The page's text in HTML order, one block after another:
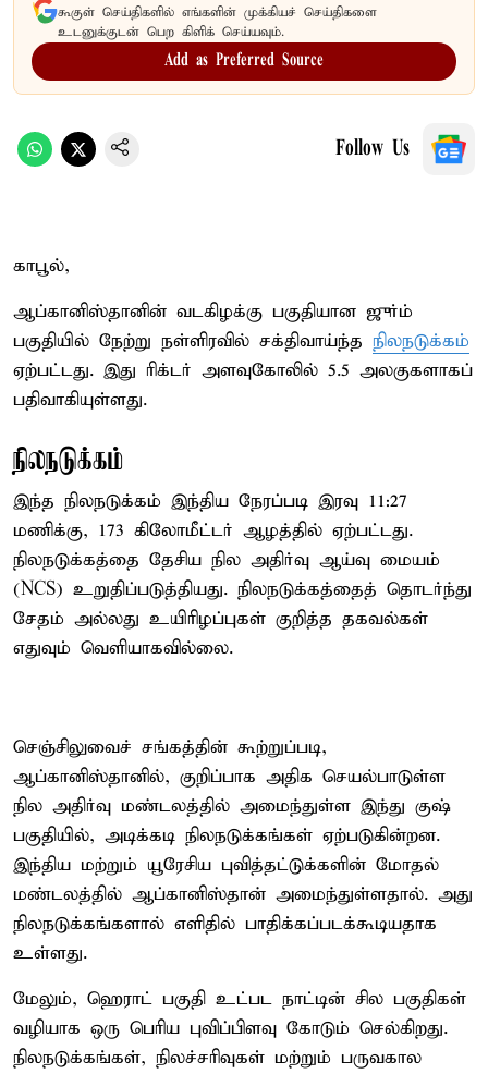
கூகுள் செய்திகளில் எங்களின் முக்கியச் செய்திகளை
உடனுக்குடன் பெற கிளிக் செய்யவும்.
Add as Preferred Source
Follow Us
காபூல்,
ஆப்கானிஸ்தானின் வடகிழக்கு பகுதியான ஜுர்ம்
பகுதியில் நேற்று நள்ளிரவில் சக்திவாய்ந்த நிலநடுக்கம்
ஏற்பட்டது. இது ரிக்டர் அளவுகோலில் 5.5 அலகுகளாகப்
பதிவாகியுள்ளது.
நிலநடுக்கம்
இந்த நிலநடுக்கம் இந்திய நேரப்படி இரவு 11:27
மணிக்கு, 173 கிலோமீட்டர் ஆழத்தில் ஏற்பட்டது.
நிலநடுக்கத்தை தேசிய நில அதிர்வு ஆய்வு மையம்
(NCS) உறுதிப்படுத்தியது. நிலநடுக்கத்தைத் தொடர்ந்து
சேதம் அல்லது உயிரிழப்புகள் குறித்த தகவல்கள்
எதுவும் வெளியாகவில்லை.
செஞ்சிலுவைச் சங்கத்தின் கூற்றுப்படி,
ஆப்கானிஸ்தானில், குறிப்பாக அதிக செயல்பாடுள்ள
நில அதிர்வு மண்டலத்தில் அமைந்துள்ள இந்து குஷ்
பகுதியில், அடிக்கடி நிலநடுக்கங்கள் ஏற்படுகின்றன.
இந்திய மற்றும் யூரேசிய புவித்தட்டுக்களின் மோதல்
மண்டலத்தில் ஆப்கானிஸ்தான் அமைந்துள்ளதால். அது
நிலநடுக்கங்களால் எளிதில் பாதிக்கப்படக்கூடியதாக
உள்ளது.
மேலும், ஹெராட் பகுதி உட்பட நாட்டின் சில பகுதிகள்
வழியாக ஒரு பெரிய புவிப்பிளவு கோடும் செல்கிறது.
நிலநடுக்கங்கள், நிலச்சரிவுகள் மற்றும் பருவகால